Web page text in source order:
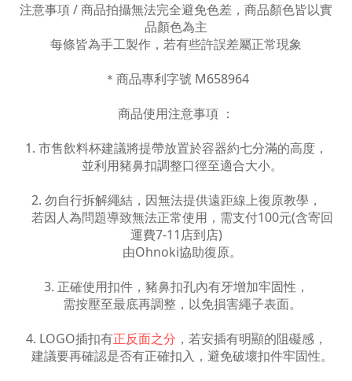
注意事項 / 商品拍攝無法完全避免色差，商品顏色皆以實
品顏色為主
每條皆為手工製作，若有些許誤差屬正常現象
＊商品專利字號 M658964
商品使用注意事項 ：
1. 市售飲料杯建議將提帶放置於容器約七分滿的高度，
並利用豬鼻扣調整口徑至適合大小。
2. 勿自行拆解繩結，因無法提供遠距線上復原教學，
若因人為問題導致無法正常使用，需支付100元(含寄回
運費7-11店到店)
由Ohnoki協助復原。
3. 正確使用扣件，豬鼻扣孔內有牙增加牢固性，
需按壓至最底再調整，以免損害繩子表面。
4. LOGO插扣有正反面之分 ，若安插有明顯的阻礙感，
建議要再確認是否有正確扣入，避免破壞扣件牢固性。